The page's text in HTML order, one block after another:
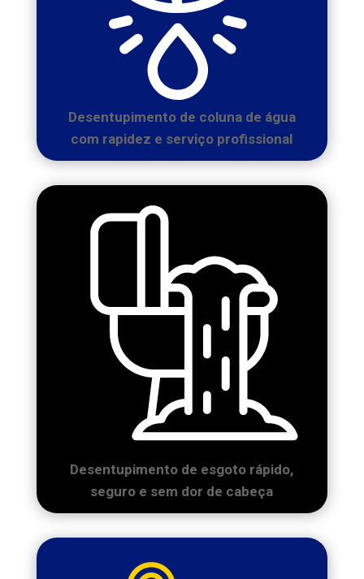
Desentupimento de coluna de água
com rapidez e serviço profissional
Desentupimento de esgoto rápido,
seguro e sem dor de cabeça